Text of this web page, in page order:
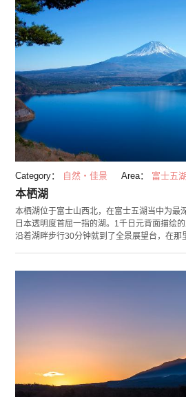
Category： 自然・佳景 Area： 富士五湖
本栖湖
本栖湖位于富士山西北，在富士五湖当中为最
日本透明度首屈一指的湖。1千日元背面描绘
沿着湖畔步行30分钟就到了全景展望台，在那